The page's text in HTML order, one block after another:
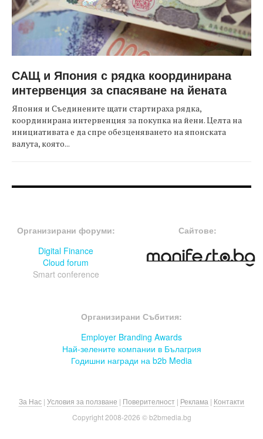
САЩ и Япония с рядка координирана
интервенция за спасяване на йената
Япония и Съединените щати стартираха рядка,
координирана интервенция за покупка на йени. Целта на
инициативата е да спре обезценяването на японската
валута, която...
Организирани форуми:
Digital Finance
Cloud forum
Smart conference
Сайтове:
Организирани Събития:
Employer Branding Awards
Най-зелените компании в Бълагрия
Годишни награди на b2b Media
За Нас | Условия за ползване | Поверителност | Реклама | Контакти
Copyright 2008-2026 © b2bmedia.bg